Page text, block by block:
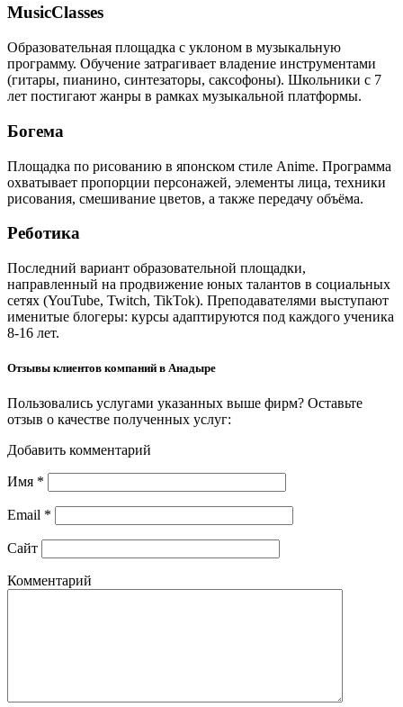
MusicClasses
Образовательная площадка с уклоном в музыкальную
программу. Обучение затрагивает владение инструментами
(гитары, пианино, синтезаторы, саксофоны). Школьники с 7
лет постигают жанры в рамках музыкальной платформы.
Богема
Площадка по рисованию в японском стиле Anime. Программа
охватывает пропорции персонажей, элементы лица, техники
рисования, смешивание цветов, а также передачу объёма.
Реботика
Последний вариант образовательной площадки,
направленный на продвижение юных талантов в социальных
сетях (YouTube, Twitch, TikTok). Преподавателями выступают
именитые блогеры: курсы адаптируются под каждого ученика
8-16 лет.
Отзывы клиентов компаний в Анадыре
Пользовались услугами указанных выше фирм? Оставьте
отзыв о качестве полученных услуг:
Добавить комментарий
Имя *
Email *
Сайт
Комментарий